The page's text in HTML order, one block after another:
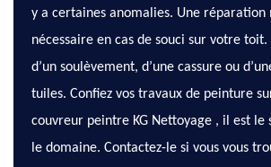
y a certaines anomalies. Une réparation
nécessaire en cas de souci sur votre toit.
d’un soulèvement, d’une cassure ou
tuiles. Confiez vos travaux de peinture
couvreur peintre KG Nettoyage , il est le
le domaine. Contactez-le si vous vous